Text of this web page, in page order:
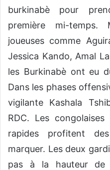
burkinabè pour
première mi-
joueuses comme
Jessica Kando, Amal
les Burkinabè ont eu
Dans les phases
vigilante Kashala
RDC. Les
rapides profitent
marquer. Les deux
pas à la hauteur de